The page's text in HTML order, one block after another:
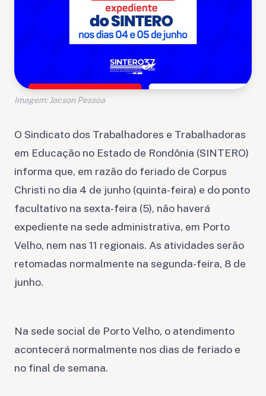
Imagem: Jacson Pessoa
O Sindicato dos Trabalhadores e Trabalhadoras
em Educação no Estado de Rondônia (SINTERO)
informa que, em razão do feriado de Corpus
Christi no dia 4 de junho (quinta-feira) e do ponto
facultativo na sexta-feira (5), não haverá
expediente na sede administrativa, em Porto
Velho, nem nas 11 regionais. As atividades serão
retomadas normalmente na segunda-feira, 8 de
junho.
Na sede social de Porto Velho, o atendimento
acontecerá normalmente nos dias de feriado e
no final de semana.